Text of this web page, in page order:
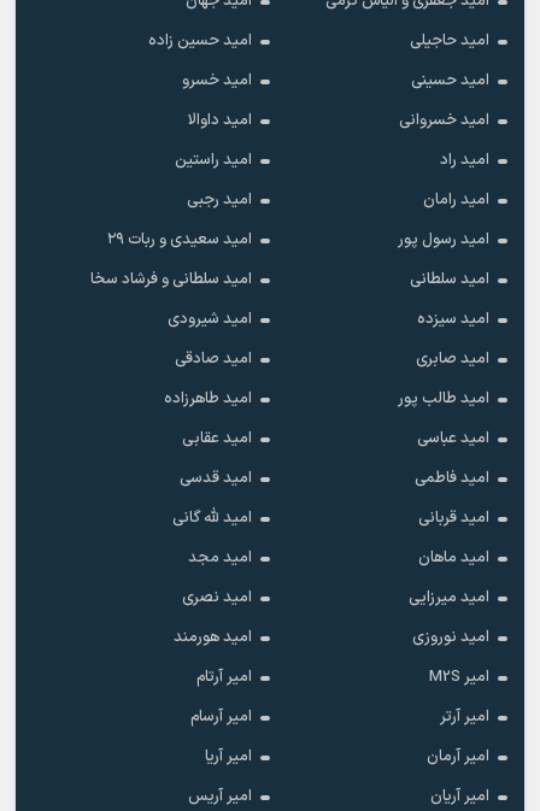
امید حاجیلی
امید حسین زاده
امید حسینی
امید خسرو
امید خسروانی
امید داوالا
امید راد
امید راستین
امید رامان
امید رجبی
امید رسول پور
امید سعیدی و ربات ۲۹
امید سلطانی
امید سلطانی و فرشاد سخا
امید سیزده
امید شیرودی
امید صابری
امید صادقی
امید طالب پور
امید طاهرزاده
امید عباسی
امید عقابی
امید فاطمی
امید قدسی
امید قربانی
امید لله گانی
امید ماهان
امید مجد
امید میرزایی
امید نصری
امید نوروزی
امید هورمند
امیر M2S
امیر آرتام
امیر آرتر
امیر آرسام
امیر آرمان
امیر آریا
امیر آریان
امیر آریس